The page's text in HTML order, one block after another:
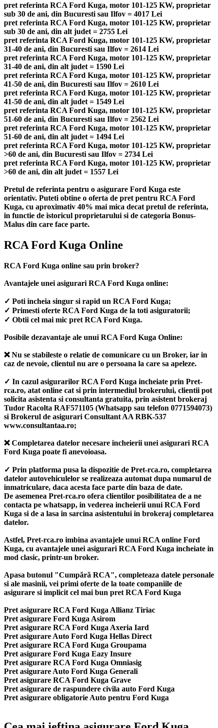
pret referinta RCA Ford Kuga, motor 101-125 KW, proprietar
sub 30 de ani, din Bucuresti sau Ilfov = 4017 Lei
pret referinta RCA Ford Kuga, motor 101-125 KW, proprietar
sub 30 de ani, din alt judet = 2755 Lei
pret referinta RCA Ford Kuga, motor 101-125 KW, proprietar
31-40 de ani, din Bucuresti sau Ilfov = 2614 Lei
pret referinta RCA Ford Kuga, motor 101-125 KW, proprietar
31-40 de ani, din alt judet = 1590 Lei
pret referinta RCA Ford Kuga, motor 101-125 KW, proprietar
41-50 de ani, din Bucuresti sau Ilfov = 2610 Lei
pret referinta RCA Ford Kuga, motor 101-125 KW, proprietar
41-50 de ani, din alt judet = 1549 Lei
pret referinta RCA Ford Kuga, motor 101-125 KW, proprietar
51-60 de ani, din Bucuresti sau Ilfov = 2562 Lei
pret referinta RCA Ford Kuga, motor 101-125 KW, proprietar
51-60 de ani, din alt judet = 1494 Lei
pret referinta RCA Ford Kuga, motor 101-125 KW, proprietar
>60 de ani, din Bucuresti sau Ilfov = 2734 Lei
pret referinta RCA Ford Kuga, motor 101-125 KW, proprietar
>60 de ani, din alt judet = 1557 Lei
Pretul de referinta pentru o asigurare Ford Kuga este
orientativ. Puteti obtine o oferta de pret pentru RCA Ford
Kuga, cu aproximativ 40% mai mica decat pretul de referinta,
in functie de istoricul proprietarului si de categoria Bonus-
Malus din care face parte.
RCA Ford Kuga Online
RCA Ford Kuga online sau prin broker?
Avantajele unei asigurari RCA Ford Kuga online:
✓ Poti incheia singur si rapid un RCA Ford Kuga;
✓ Primesti oferte RCA Ford Kuga de la toti asiguratorii;
✓ Obtii cel mai mic pret RCA Ford Kuga.
Posibile dezavantaje ale unui RCA Ford Kuga Online:
❌ Nu se stabileste o relatie de comunicare cu un Broker, iar in
caz de nevoie, clientul nu are o persoana la care sa apeleze.
✓ In cazul asigurarilor RCA Ford Kuga incheiate prin Pret-
rca.ro, atat online cat si prin intermediul brokerului, clientii pot
solicita asistenta si consultanta gratuita, prin asistent brokeraj
Tudor Racolta RAF571105 (Whatsapp sau telefon 0771594073)
si Brokerul de asigurari Consultant AA RBK-537
www.consultantaa.ro;
❌ Completarea datelor necesare incheierii unei asigurari RCA
Ford Kuga poate fi anevoioasa.
✓ Prin platforma pusa la dispozitie de Pret-rca.ro, completarea
datelor autovehiculelor se realizeaza automat dupa numarul de
inmatriculare, daca acesta face parte din baza de date.
De asemenea Pret-rca.ro ofera clientilor posibilitatea de a ne
contacta pe whatsapp, in vederea incheierii unui RCA Ford
Kuga si de a lasa in sarcina asistentului in brokeraj completarea
datelor.
Astfel, Pret-rca.ro imbina avantajele unui RCA online Ford
Kuga, cu avantajele unei asigurari RCA Ford Kuga incheiate in
mod clasic, printr-un broker.
Apasa butonul "Cumpără RCA", completeaza datele personale
si ale masinii, vei primi oferte de la toate companiile de
asigurare si implicit cel mai bun pret RCA Ford Kuga
Pret asigurare RCA Ford Kuga Allianz Tiriac
Pret asigurare Ford Kuga Asirom
Pret asigurare RCA Ford Kuga Axeria Iard
Pret asigurare Auto Ford Kuga Hellas Direct
Pret asigurare RCA Ford Kuga Groupama
Pret asigurare Ford Kuga Eazy Insure
Pret asigurare RCA Ford Kuga Omniasig
Pret asigurare Auto Ford Kuga Generali
Pret asigurare RCA Ford Kuga Grave
Pret asigurare de raspundere civila auto Ford Kuga
Pret asigurare obligatorie Auto pentru Ford Kuga